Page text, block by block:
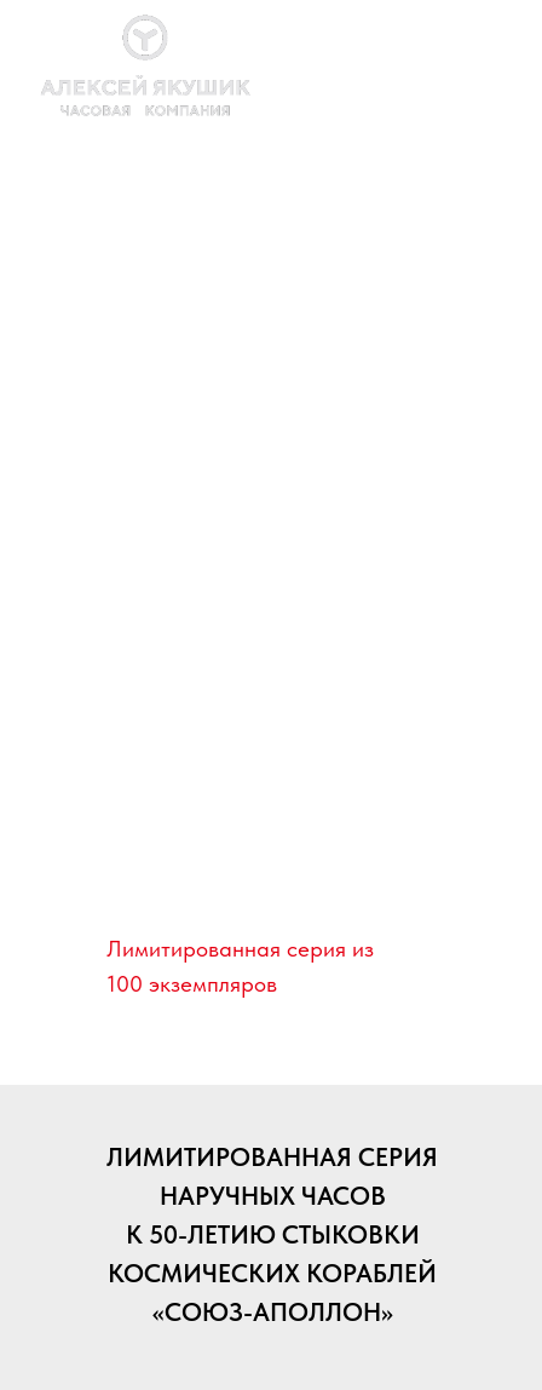
Лимитированная серия из
100 экземпляров
ЛИМИТИРОВАННАЯ СЕРИЯ
НАРУЧНЫХ ЧАСОВ
К 50-ЛЕТИЮ СТЫКОВКИ
КОСМИЧЕСКИХ КОРАБЛЕЙ
«СОЮЗ-АПОЛЛОН»